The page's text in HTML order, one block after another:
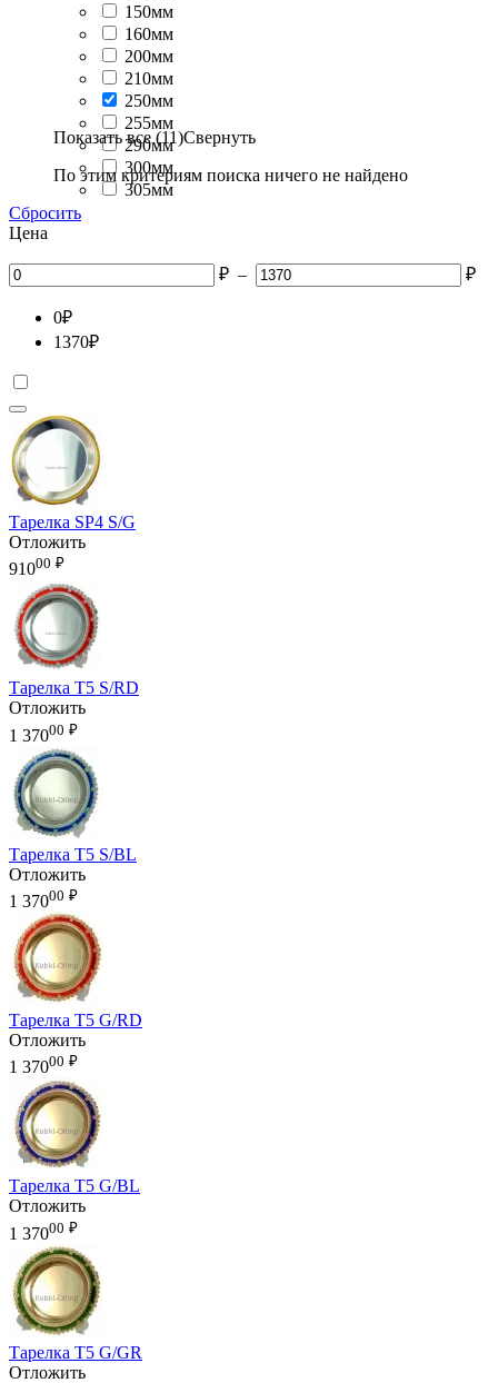
150мм
160мм
200мм
210мм
250мм
255мм
290мм
300мм
305мм
Показать все (11)Свернуть
По этим критериям поиска ничего не найдено
Сбросить
Цена
₽ – ₽
0₽
1370₽
Тарелка SP4 S/G
Отложить
91000 ₽
Тарелка T5 S/RD
Отложить
1 37000 ₽
Тарелка T5 S/BL
Отложить
1 37000 ₽
Тарелка T5 G/RD
Отложить
1 37000 ₽
Тарелка T5 G/BL
Отложить
1 37000 ₽
Тарелка T5 G/GR
Отложить